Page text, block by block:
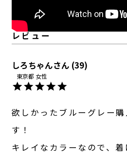
しろちゃん 39
東京都 女性
欲しかったブルーグレー
す！
キレイなカラーなので、